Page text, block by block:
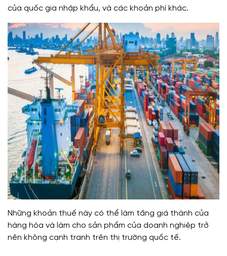
của quốc gia nhập khẩu, và các khoản phí khác.
Những khoản thuế này có thể làm tăng giá thành của
hàng hóa và làm cho sản phẩm của doanh nghiệp trở
nên không cạnh tranh trên thị trường quốc tế.